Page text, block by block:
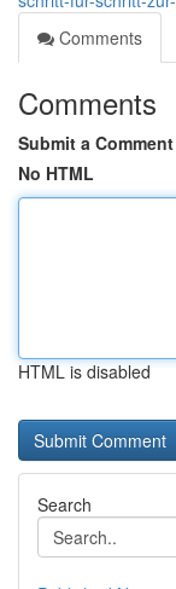
Comments
Comments
Submit a Comment
No HTML
HTML is disabled
Search